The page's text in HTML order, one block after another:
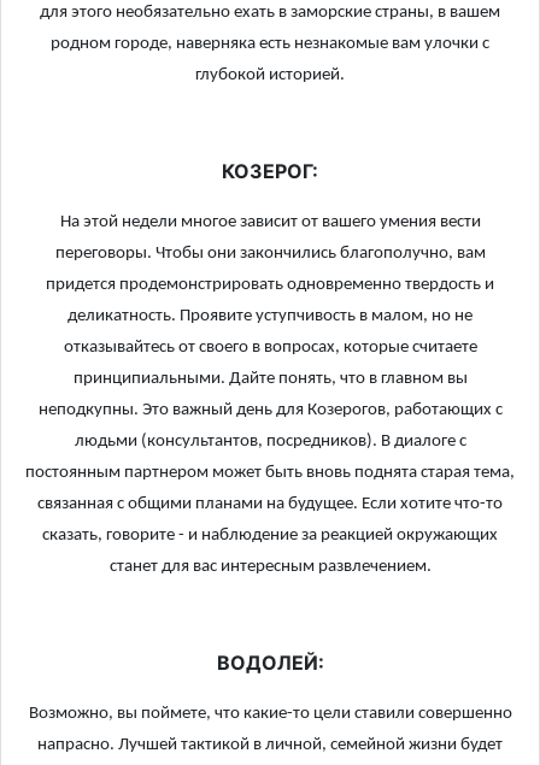
для этого необязательно ехать в заморские страны, в вашем
родном городе, наверняка есть незнакомые вам улочки с
глубокой историей.
КОЗЕРОГ:
На этой недели многое зависит от вашего умения вести
переговоры. Чтобы они закончились благополучно, вам
придется продемонстрировать одновременно твердость и
деликатность. Проявите уступчивость в малом, но не
отказывайтесь от своего в вопросах, которые считаете
принципиальными. Дайте понять, что в главном вы
неподкупны. Это важный день для Козерогов, работающих с
людьми (консультантов, посредников). В диалоге с
постоянным партнером может быть вновь поднята старая тема,
связанная с общими планами на будущее. Если хотите что-то
сказать, говорите - и наблюдение за реакцией окружающих
станет для вас интересным развлечением.
ВОДОЛЕЙ:
Возможно, вы поймете, что какие-то цели ставили совершенно
напрасно. Лучшей тактикой в личной, семейной жизни будет